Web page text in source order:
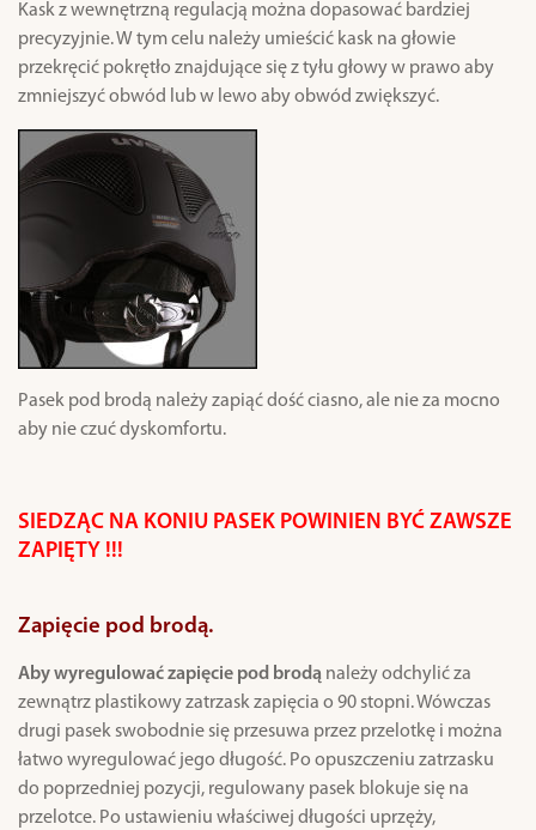
Kask z wewnętrzną regulacją można dopasować bardziej
precyzyjnie. W tym celu należy umieścić kask na głowie
przekręcić pokrętło znajdujące się z tyłu głowy w prawo aby
zmniejszyć obwód lub w lewo aby obwód zwiększyć.
Pasek pod brodą należy zapiąć dość ciasno, ale nie za mocno
aby nie czuć dyskomfortu.
SIEDZĄC NA KONIU PASEK POWINIEN BYĆ ZAWSZE
ZAPIĘTY !!!
Zapięcie pod brodą.
Aby wyregulować zapięcie pod brodą należy odchylić za
zewnątrz plastikowy zatrzask zapięcia o 90 stopni. Wówczas
drugi pasek swobodnie się przesuwa przez przelotkę i można
łatwo wyregulować jego długość. Po opuszczeniu zatrzasku
do poprzedniej pozycji, regulowany pasek blokuje się na
przelotce. Po ustawieniu właściwej długości uprzęży,